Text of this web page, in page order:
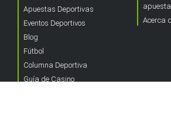
Apuestas Deportivas
Eventos Deportivos
Blog
Fútbol
Columna Deportiva
Guía de Casino
Acerca